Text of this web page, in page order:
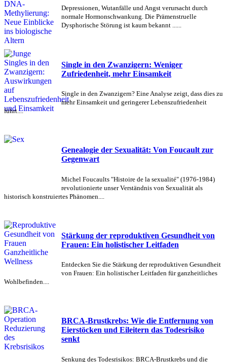
Depressionen, Wutanfälle und Angst verursacht durch
normale Hormonschwankung. Die Prämenstruelle
Dysphorische Störung ist kaum bekannt ......
Single in den Zwanzigern: Weniger
Zufriedenheit, mehr Einsamkeit
Single in den Zwanzigern? Eine Analyse zeigt, dass dies zu
mehr Einsamkeit und geringerer Lebenszufriedenheit
führt....
Genealogie der Sexualität: Von Foucault zur
Gegenwart
Michel Foucaults "Histoire de la sexualité" (1976-1984)
revolutionierte unser Verständnis von Sexualität als
historisch konstruiertes Phänomen....
Stärkung der reproduktiven Gesundheit von
Frauen: Ein holistischer Leitfaden
Entdecken Sie die Stärkung der reproduktiven Gesundheit
von Frauen: Ein holistischer Leitfaden für ganzheitliches
Wohlbefinden....
BRCA-Brustkrebs: Wie die Entfernung von
Eierstöcken und Eileitern das Todesrisiko
senkt
Senkung des Todesrisikos: BRCA-Brustkrebs und die